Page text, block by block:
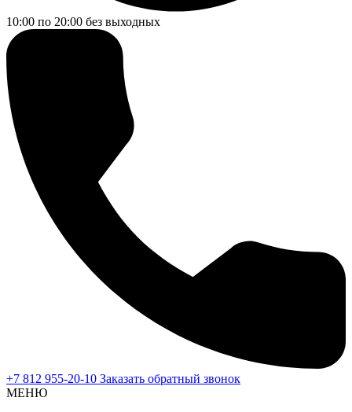
10:00 по 20:00 без выходных
+7 812 955-20-10 Заказать обратный звонок
МЕНЮ